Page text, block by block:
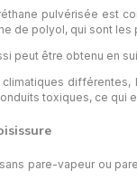
pulvérisée est
de polyol, qui sont
peut être obtenu en
différentes,
toxiques, ce qui
pare-vapeur ou